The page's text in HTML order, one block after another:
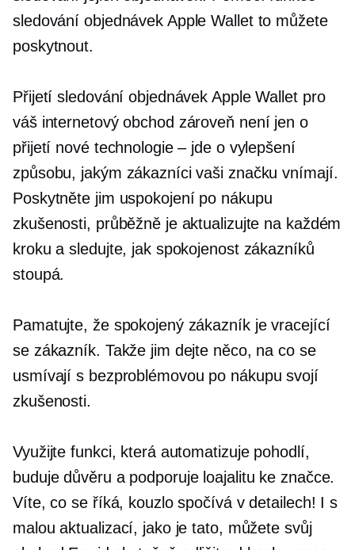
sledování objednávek Apple Wallet to můžete
poskytnout.
Přijetí sledování objednávek Apple Wallet pro
váš internetový obchod zároveň není jen o
přijetí nové technologie – jde o vylepšení
způsobu, jakým zákazníci vaši značku vnímají.
Poskytněte jim uspokojení po nákupu
zkušenosti, průběžně je aktualizujte na každém
kroku a sledujte, jak spokojenost zákazníků
stoupá.
Pamatujte, že spokojený zákazník je vracející
se zákazník. Takže jim dejte něco, na co se
usmívají s bezproblémovou po nákupu svojí
zkušenosti.
Využijte funkci, která automatizuje pohodlí,
buduje důvěru a podporuje loajalitu ke značce.
Víte, co se říká, kouzlo spočívá v detailech! I s
malou aktualizací, jako je tato, můžete svůj